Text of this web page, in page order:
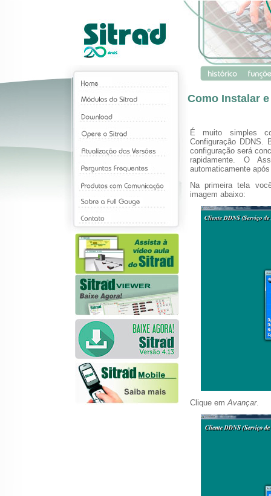
Como Instalar
É muito simples
Configuração DDNS.
configuração será
rapidamente. O
automaticamente
Na primeira tela
imagem abaixo:
Clique emAvançar.